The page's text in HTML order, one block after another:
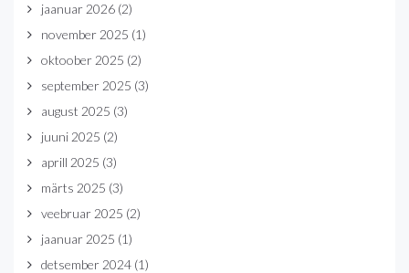
jaanuar 2026 (2)
november 2025 (1)
oktoober 2025 (2)
september 2025 (3)
august 2025 (3)
juuni 2025 (2)
aprill 2025 (3)
märts 2025 (3)
veebruar 2025 (2)
jaanuar 2025 (1)
detsember 2024 (1)